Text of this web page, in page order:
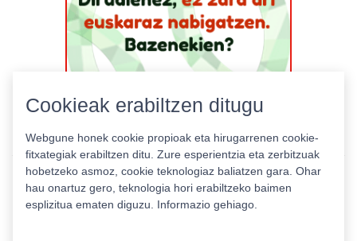
Cookieak erabiltzen ditugu
Webgune honek cookie propioak eta hirugarrenen cookie-
fitxategiak erabiltzen ditu. Zure esperientzia eta zerbitzuak
hobetzeko asmoz, cookie teknologiaz baliatzen gara. Ohar
hau onartuz gero, teknologia hori erabiltzeko baimen
esplizitua ematen diguzu. Informazio gehiago.